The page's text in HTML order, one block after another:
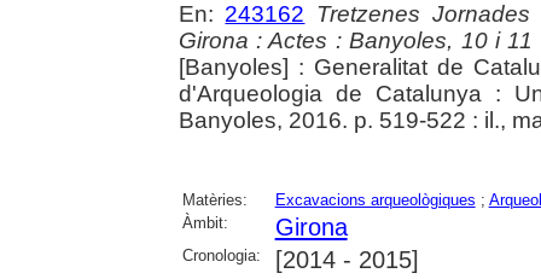
En: 243162 Tretzenes
Girona : Actes : Banyoles, 10 i
[Banyoles] : Generalitat de
d'Arqueologia de Catalunya :
Banyoles, 2016. p. 519-522 : il.,
Matèries: Excavacions arqueològiques ;
Àmbit:
Girona
Cronologia: [2014 - 2015]